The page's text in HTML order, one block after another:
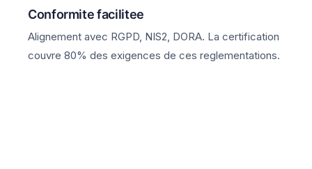
Conformite facilitee
Alignement avec RGPD, NIS2, DORA. La certification
couvre 80% des exigences de ces reglementations.